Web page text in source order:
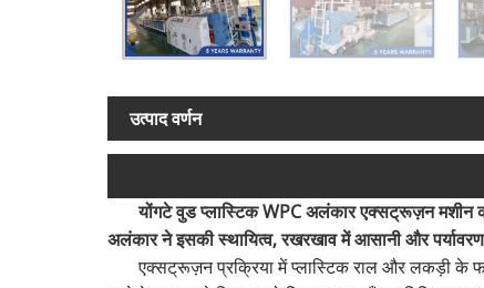
उत्पाद वर्णन
योंगटे वुड प्लास्टिक WPC अलंकार एक्सट्रूज़न मशीन
अलंकार ने इसकी स्थायित्व, रखरखाव में आसानी और
एक्सट्रूज़न प्रक्रिया में प्लास्टिक राल और लकड़ी के